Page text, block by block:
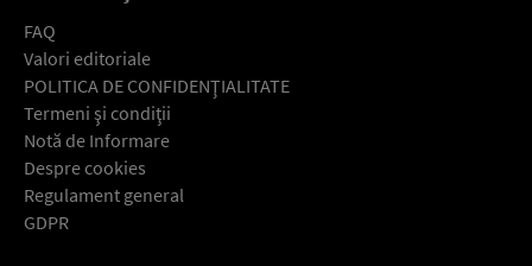
FAQ
Valori editoriale
POLITICA DE CONFIDENŢIALITATE
Termeni şi condiţii
Notă de Informare
Despre cookies
Regulament general
GDPR